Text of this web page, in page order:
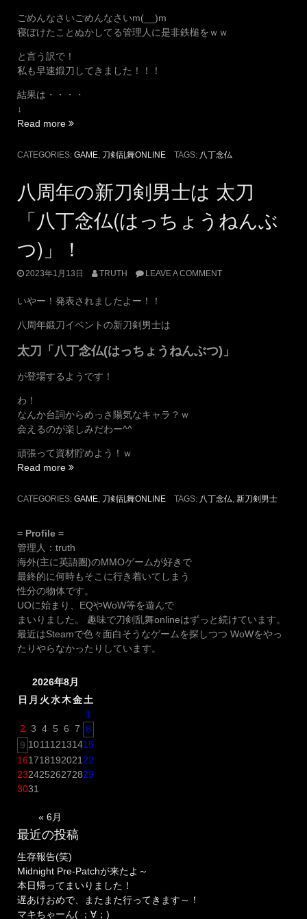
ごめんなさいごめんなさいm(__)m
寝ぼけたことぬかしてる管理人に是非鉄槌をｗｗ
と言う訳で！
私も早速鍛刀してきました！！！
結果は・・・・
↓
Read more “は
ち
さ
お
え
ま
し
CATEGORIES: GAME 刀剣乱舞ONLINE TAGS: 八丁念仏
八周年の新刀剣男士は 太刀
「八丁念仏(はっちょうねんぶ
つ)」！
2023年1月13日 TRUTH LEAVE A COMMENT
いやー！発表されましたよー！！
八周年鍛刀イベントの新刀剣男士は
太刀「八丁念仏(はっちょうねんぶつ)」
が登場するようです！
わ！
なんか台詞からめっさ陽気なキャラ？ｗ
会えるのが楽しみだわー^^
頑張って資材貯めよう！ｗ
Read more “八
年
剣
男
士
は
太
刀
「八
丁
仏
(は
ち
ょ
う
ね
CATEGORIES: GAME, 刀剣乱舞ONLINE TAGS: 八丁念仏, 新刀剣男士
= Profile =
管理人：truth
海外(主に英語圏)のMMOゲームが好きで
最終的に何時もそこに行き着いてしまう
性分の物体です。
UOに始まり、EQやWoW等を遊んで
まいりました。 趣味で刀剣乱舞onlineはずっと続けています。
最近はSteamで色々面白そうなゲームを探しつつ WoWをやっ
たりやらなかったりしています。
2026年8月
日 月 火水木金土
1
2 3 4 5 6 7 8
9 1011 12131415
161718192021 22
23242526272829
3031
« 6月
最近の投稿
生存報告(笑)
Midnight Pre-Patchが来たよ～
本日帰ってまいりました！
遅あけおめで、またまた行ってきます～！
マキちゃーん( ；∀；)